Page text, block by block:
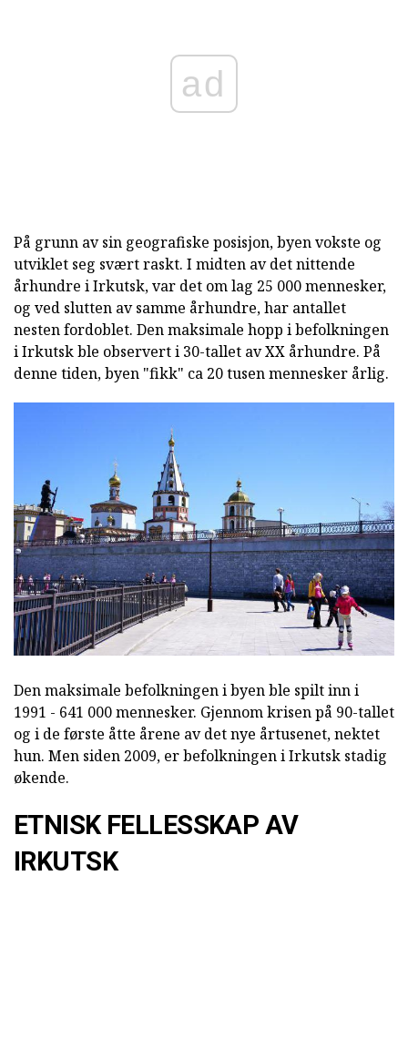
ad
På grunn av sin geografiske posisjon, byen vokste og
utviklet seg svært raskt. I midten av det nittende
århundre i Irkutsk, var det om lag 25 000 mennesker,
og ved slutten av samme århundre, har antallet
nesten fordoblet. Den maksimale hopp i befolkningen
i Irkutsk ble observert i 30-tallet av XX århundre. På
denne tiden, byen "fikk" ca 20 tusen mennesker årlig.
Den maksimale befolkningen i byen ble spilt inn i
1991 - 641 000 mennesker. Gjennom krisen på 90-tallet
og i de første åtte årene av det nye årtusenet, nektet
hun. Men siden 2009, er befolkningen i Irkutsk stadig
økende.
ETNISK FELLESSKAP AV
IRKUTSK